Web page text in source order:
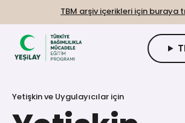
Öğrenciler için
TBM arşiv içerikleri için buraya
Yetişkin ve Uygulayıcılar için